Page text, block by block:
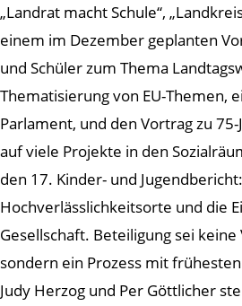
„Landrat macht Schule“,
einem im Dezember geplanten
und Schüler zum Thema
Thematisierung von EU-Themen,
Parlament, und den Vortrag zu 75-
auf viele Projekte in den
den 17. Kinder- und
Hochverlässlichkeitsorte und die
Gesellschaft. Beteiligung sei keine
sondern ein Prozess mit
Judy Herzog und Per Göttlicher